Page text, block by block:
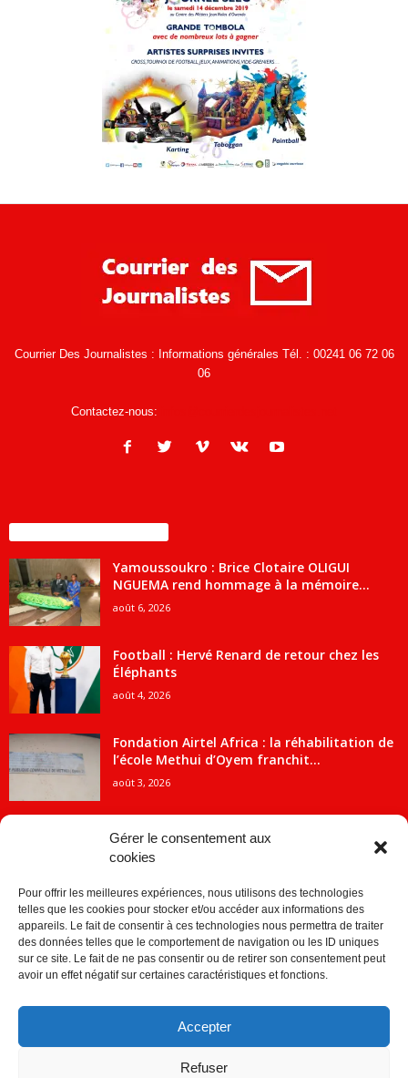
Gérer le consentement aux
cookies
Pour offrir les meilleures expériences, nous utilisons des technologies
telles que les cookies pour stocker et/ou accéder aux informations des
appareils. Le fait de consentir à ces technologies nous permettra de traiter
des données telles que le comportement de navigation ou les ID uniques
sur ce site. Le fait de ne pas consentir ou de retirer son consentement peut
avoir un effet négatif sur certaines caractéristiques et fonctions.
Accepter
Refuser
Courrier Des Journalistes : Informations générales Tél. : 00241 06 72 06
06
Contactez-nous:
Yamoussoukro : Brice Clotaire OLIGUI
NGUEMA rend hommage à la mémoire...
août 6, 2026
Football : Hervé Renard de retour chez les
Éléphants
août 4, 2026
Fondation Airtel Africa : la réhabilitation de
l’école Methui d’Oyem franchit...
août 3, 2026
CATÉGORIE POPULAIRE
ACTUALITES
Economie 2091
1840
Société
Sport 859